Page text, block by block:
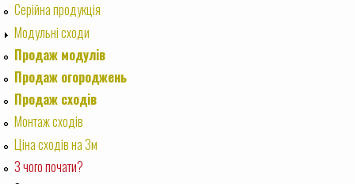
Серійна продукція
Модульні сходи
Продаж модулів
Продаж огороджень
Продаж сходів
Монтаж сходів
Ціна сходів на 3м
З чого почати?